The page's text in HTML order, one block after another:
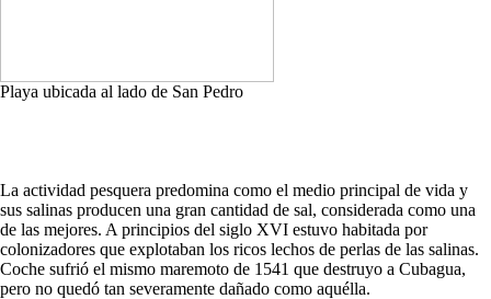
Playa ubicada al lado de San Pedro
La actividad pesquera predomina como el medio principal de vida y
sus salinas producen una gran cantidad de sal, considerada como una
de las mejores. A principios del siglo XVI estuvo habitada por
colonizadores que explotaban los ricos lechos de perlas de las salinas.
Coche sufrió el mismo maremoto de 1541 que destruyo a Cubagua,
pero no quedó tan severamente dañado como aquélla.